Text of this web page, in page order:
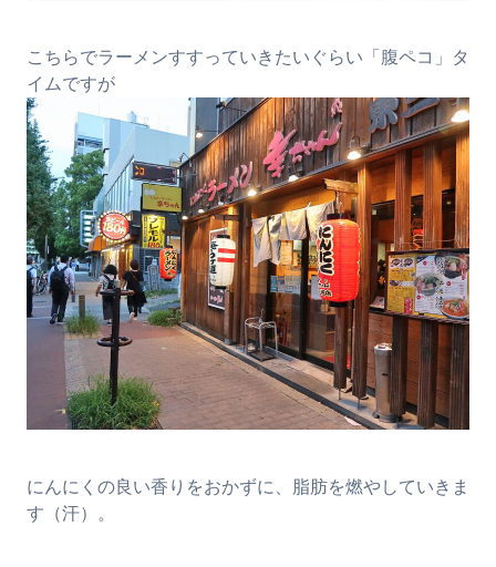
こちらでラーメンすすっていきたいぐらい「腹ペコ」タ
イムですが
にんにくの良い香りをおかずに、脂肪を燃やしていきま
す（汗）。